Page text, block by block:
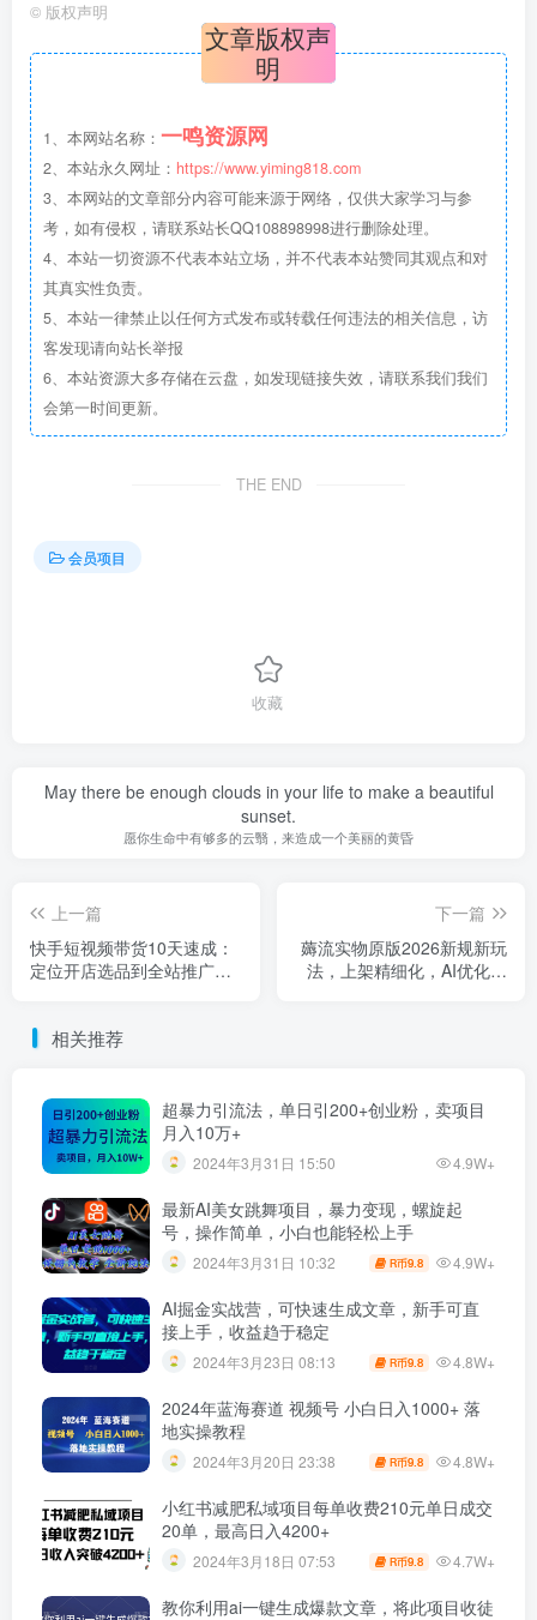
© 版权声明
文章版权声
明
1、本网站名称： 一鸣资源网
2、本站永久网址： https://www.yiming818.com
3、本网站的文章部分内容可能来源于网络，仅供大家学习与参
考，如有侵权，请联系站长QQ108898998进行删除处理。
4、本站一切资源不代表本站立场，并不代表本站赞同其观点和对
其真实性负责。
5、本站一律禁止以任何方式发布或转载任何违法的相关信息，访
客发现请向站长举报
6、本站资源大多存储在云盘，如发现链接失效，请联系我们我们
会第一时间更新。
THE END
会员项目
收藏
May there be enough clouds in your life to make a beautiful
sunset.
愿你生命中有够多的云翳，来造成一个美丽的黄昏
上一篇
快手短视频带货10天速成：
定位开店选品到全站推广，
下一篇
薅流实物原版2026新规新玩
法，上架精细化，AI优化，
相关推荐
超暴力引流法，单日引200+创业粉，卖项目
月入10万+
2024年3月31日 15:50 4.9W+
最新AI美女跳舞项目，暴力变现，螺旋起
号，操作简单，小白也能轻松上手
2024年3月31日 10:32 R币9.8 4.9W+
AI掘金实战营，可快速生成文章，新手可直
接上手，收益趋于稳定
2024年3月23日 08:13 R币9.8 4.8W+
2024年蓝海赛道 视频号 小白日入1000+ 落
地实操教程
2024年3月20日 23:38 R币9.8 4.8W+
小红书减肥私域项目每单收费210元单日成交
20单，最高日入4200+
2024年3月18日 07:53 R币9.8 4.7W+
教你利用ai一键生成爆款文章，将此项目收徒